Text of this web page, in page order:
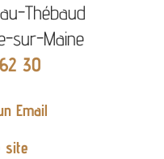
Thébaud
sur-Maine
30
Email
site